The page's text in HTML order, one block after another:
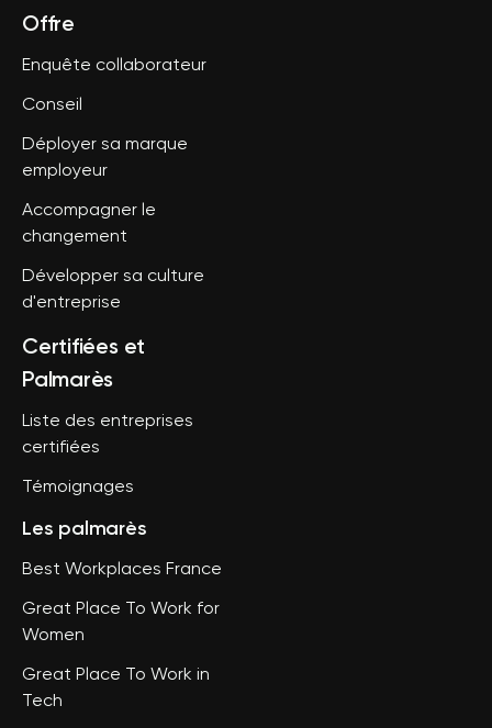
Offre
Enquête collaborateur
Conseil
Déployer sa marque
employeur
Accompagner le
changement
Développer sa culture
d'entreprise
Certifiées et
Palmarès
Liste des entreprises
certifiées
Témoignages
Les palmarès
Best Workplaces France
Great Place To Work for
Women
Great Place To Work in
Tech